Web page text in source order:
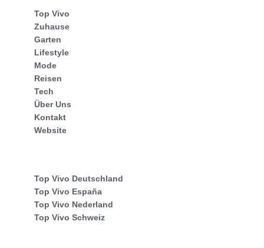
Top Vivo
Zuhause
Garten
Lifestyle
Mode
Reisen
Tech
Über Uns
Kontakt
Website
Top Vivo Deutschland
Top Vivo España
Top Vivo Nederland
Top Vivo Schweiz